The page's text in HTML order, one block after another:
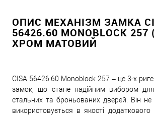
ОПИС МЕХАНІЗМ ЗАМКА
56426.60 MONOBLOCK
ХРОМ МАТОВИЙ
CISA 56426.60 Monoblock 257 – це 3-х
замок, що стане надійним вибором для
стальних та броньованих дверей. Він
використовується в якості додаткового